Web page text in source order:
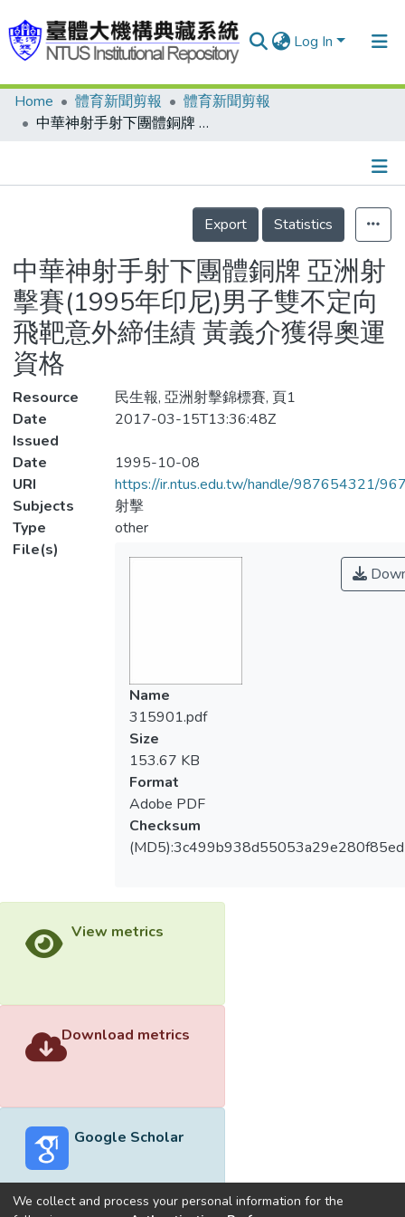
Log In
Communities & Collections
Statistics
Home 體育新聞剪報
體育新聞剪報
中華神射手射下團體銅牌 亞洲射擊賽(1995年印尼)男子雙不定向飛靶意外締佳績 黃義介獲得奧運資格
Details
Export
Statistics
中華神射手射下團體銅牌 亞洲射
擊賽(1995年印尼)男子雙不定向
飛靶意外締佳績 黃義介獲得奧運
資格
Resource
民生報, 亞洲射擊錦標賽, 頁1
Date
Issued
2017-03-15T13:36:48Z
Date
1995-10-08
URI
https://ir.ntus.edu.tw/handle/987654321/
Subjects
射擊
Type
other
File(s)
Name
315901.pdf
Size
153.67 KB
Format
Adobe PDF
Checksum
View metrics
Download metrics
Google Scholar
We collect and process your personal information for the